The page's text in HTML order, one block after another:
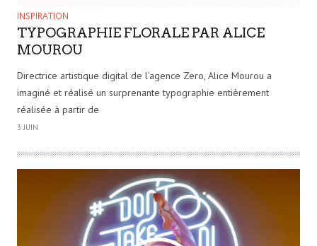
INSPIRATION
TYPOGRAPHIE FLORALE PAR ALICE
MOUROU
Directrice artistique digital de l’agence Zero, Alice Mourou a
imaginé et réalisé un surprenante typographie entièrement
réalisée à partir de
3 JUIN